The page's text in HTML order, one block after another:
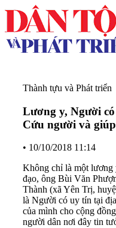
Thành tựu và Phát triển
Lương y, Người
Cứu người và
• 10/10/2018 11:14
Không chỉ là một lương
đạo, ông Bùi Văn
Thành (xã Yên Trị,
là Người có uy tín tại
của mình cho cộng
người dân nơi đây tin